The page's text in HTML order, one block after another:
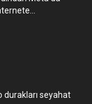
durakları seyahat